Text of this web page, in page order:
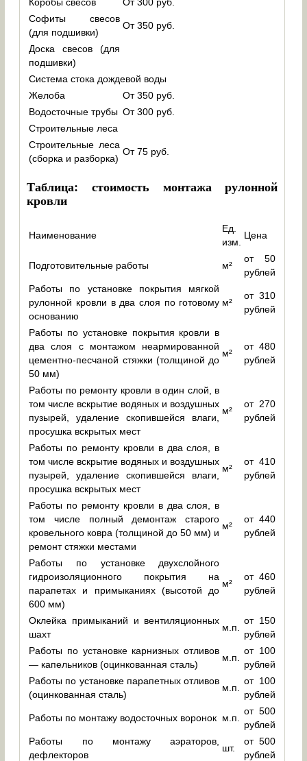
Софиты свесов
(для подшивки)
От 350 руб.
Доска свесов (для
подшивки)
Система стока дождевой воды
Желоба
От 350 руб.
Водосточные трубы От 300 руб.
Строительные леса
Строительные леса
(сборка и разборка)
От 75 руб.
Таблица: стоимость монтажа рулонной
кровли
Наименование
Ед.
изм.
Цена
Подготовительные работы м²
от 50
рублей
Работы по установке покрытия мягкой
рулонной кровли в два слоя по готовому
основанию
м²
от 310
рублей
Работы по установке покрытия кровли в
два слоя с монтажом неармированной
цементно-песчаной стяжки (толщиной до
50 мм)
м²
от 480
рублей
Работы по ремонту кровли в один слой, в
том числе вскрытие водяных и воздушных
пузырей, удаление скопившейся влаги,
просушка вскрытых мест
м²
от 270
рублей
Работы по ремонту кровли в два слоя, в
том числе вскрытие водяных и воздушных
пузырей, удаление скопившейся влаги,
просушка вскрытых мест
м²
от 410
рублей
Работы по ремонту кровли в два слоя, в
том числе полный демонтаж старого
кровельного ковра (толщиной до 50 мм) и
ремонт стяжки местами
м²
от 440
рублей
Работы по установке двухслойного
гидроизоляционного покрытия на
парапетах и примыканиях (высотой до
600 мм)
м²
от 460
рублей
Оклейка примыканий и вентиляционных
шахт
м.п.
от 150
рублей
Работы по установке карнизных отливов
— капельников (оцинкованная сталь)
м.п.
от 100
рублей
Работы по установке парапетных отливов
(оцинкованная сталь)
м.п.
от 100
рублей
Работы по монтажу водосточных воронок м.п.
от 500
рублей
Работы по монтажу аэраторов,
дефлекторов
шт.
от 500
рублей